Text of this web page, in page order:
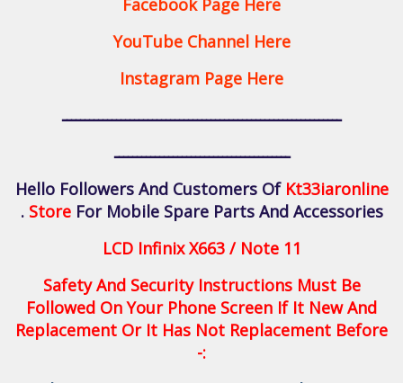
YouTube Channel Here
Instagram Page Here
ــــــــــــــــــــــــــــــــــــــــــــــــــــــــــــــ
ـــــــــــــــــــــــــــــــــــــــ
Hello Followers And Customers Of Kt33iaronline
StoreFor Mobile Spare Parts And Accessories .
LCD Infinix X663 / Note 11
Safety And Security Instructions Must Be
Followed On Your Phone Screen If It New And
Replacement Or It Has Not Replacement Before
:-